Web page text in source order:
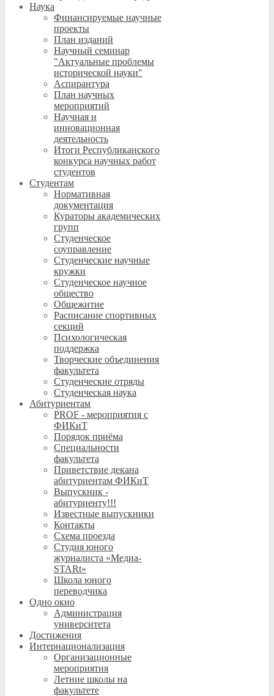
Наука
Финансируемые научные
проекты
План изданий
Научный семинар
"Актуальные проблемы
исторической науки"
Аспирантура
План научных
мероприятий
Научная и
инновационная
деятельность
Итоги Республиканского
конкурса научных работ
студентов
Студентам
Нормативная
документация
Кураторы академических
групп
Студенческое
соуправление
Студенческие научные
кружки
Студенческое научное
общество
Общежитие
Расписание спортивных
секций
Психологическая
поддержка
Творческие объединения
факультета
Студенческие отряды
Студенческая наука
Абитуриентам
PROF - мероприятия с
ФИКиТ
Порядок приёма
Специальности
факультета
Приветствие декана
абитуриентам ФИКиТ
Выпускник -
абитуриенту!!!
Известные выпускники
Контакты
Схема проезда
Студия юного
журналиста «Медиа-
STARt»
Школа юного
переводчика
Одно окно
Администрация
университета
Достижения
Интернационализация
Организационные
мероприятия
Летние школы на
факультете